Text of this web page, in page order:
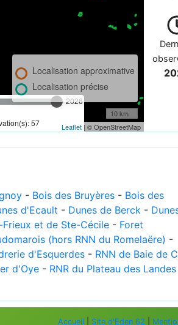
2026
57
Localisation approximative
Localisation précise
10 km
Leaflet| © OpenStreetMap
- Bois des Bruyères - Bois des
d'Ecault - Dunes de Berck -
et de Ste-Cécile - Foret
(hors RNN du Romelaëre) -
d'Esquerdes - RNN de Baie de
d'Oye - RNR du Plateau des Landes
Accueil Site d'Eden 62